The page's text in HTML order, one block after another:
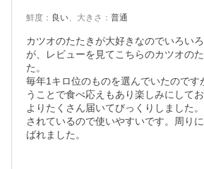
鮮度 ： 良い、 大きさ ： 普通
カツオのたたきが大好きなのでいろい
が、レビューを見てこちらのカツオの
た。
毎年1キロ位のものを選んでいたのです
うことで食べ応えもあり楽しみにして
よりたくさん届いてびっくりしました
されているので使いやすいです。周り
ばれました。